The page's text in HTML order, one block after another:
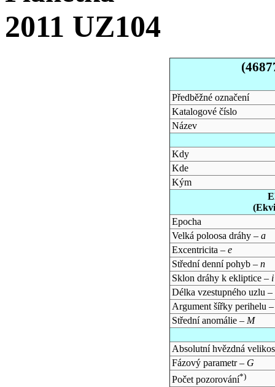
2011 UZ104
Předběžné označení
Katalogové číslo
Název
Kdy
Kde
Kým
Epocha
Velká poloosa dráhy – a
Excentricita – e
Střední denní pohyb – n
Sklon dráhy k ekliptice – i
Délka vzestupného uzlu –
Argument šířky perihelu
Střední anomálie – M
Absolutní hvězdná
Fázový parametr – G
Počet pozorování*)